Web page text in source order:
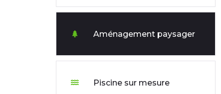
Aménagement paysager
Piscine sur mesure